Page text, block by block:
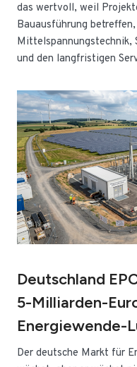
das wertvoll, weil
Bauausführung
Mittelspannungstechnik,
und den langfristigen
Deutschland
5-Milliarden-
Energiewende-
Der deutsche Markt für